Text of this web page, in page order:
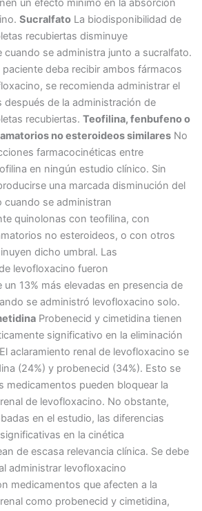
un efecto mínimo en la absorción
Sucralfato La biodisponibilidad de
recubiertas disminuye
cuando se administra junto a sucralfato.
paciente deba recibir ambos fármacos
se recomienda administrar el
después de la administración de
recubiertas. Teofilina, fenbufeno o
no esteroideos similares No
farmacocinéticas entre
en ningún estudio clínico. Sin
una marcada disminución del
cuando se administran
quinolonas con teofilina, con
no esteroideos, o con otros
dicho umbral. Las
levofloxacino fueron
13% más elevadas en presencia de
se administró levofloxacino solo.
Probenecid y cimetidina tienen
significativo en la eliminación
aclaramiento renal de levofloxacino se
(24%) y probenecid (34%). Esto se
medicamentos pueden bloquear la
de levofloxacino. No obstante,
en el estudio, las diferencias
en la cinética
de escasa relevancia clínica. Se debe
administrar levofloxacino
medicamentos que afecten a la
como probenecid y cimetidina,